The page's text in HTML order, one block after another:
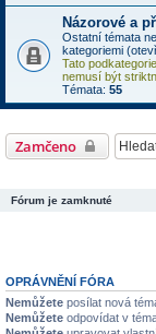
Názorové a
Ostatní témata
kategoriemi
Tato
nemusí být
Témata: 55
Zamčeno
Fórum je zamknuté
OPRÁVNĚNÍ FÓRA
Nemůžete posílat nová
Nemůžete odpovídat v